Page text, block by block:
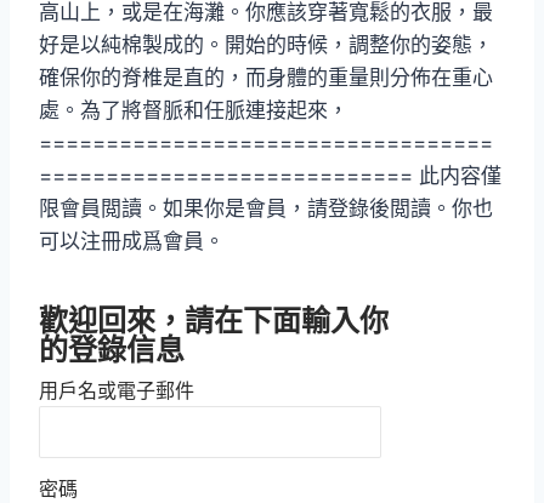
高山上，或是在海灘。你應該穿著寬鬆的衣服，最
好是以純棉製成的。開始的時候，調整你的姿態，
確保你的脊椎是直的，而身體的重量則分佈在重心
處。為了將督脈和任脈連接起來，
==================================
============================ 此内容僅
限會員閲讀。如果你是會員，請登錄後閲讀。你也
可以注冊成爲會員。
歡迎回來，請在下面輸入你
的登錄信息
用戶名或電子郵件
密碼